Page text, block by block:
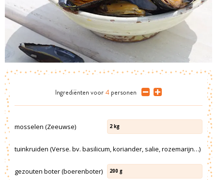
Ingrediënten voor 4 personen
mosselen (Zeeuwse) 2 kg
tuinkruiden (Verse. bv. basilicum, koriander, salie, rozemarijn…)
gezouten boter (boerenboter) 200 g